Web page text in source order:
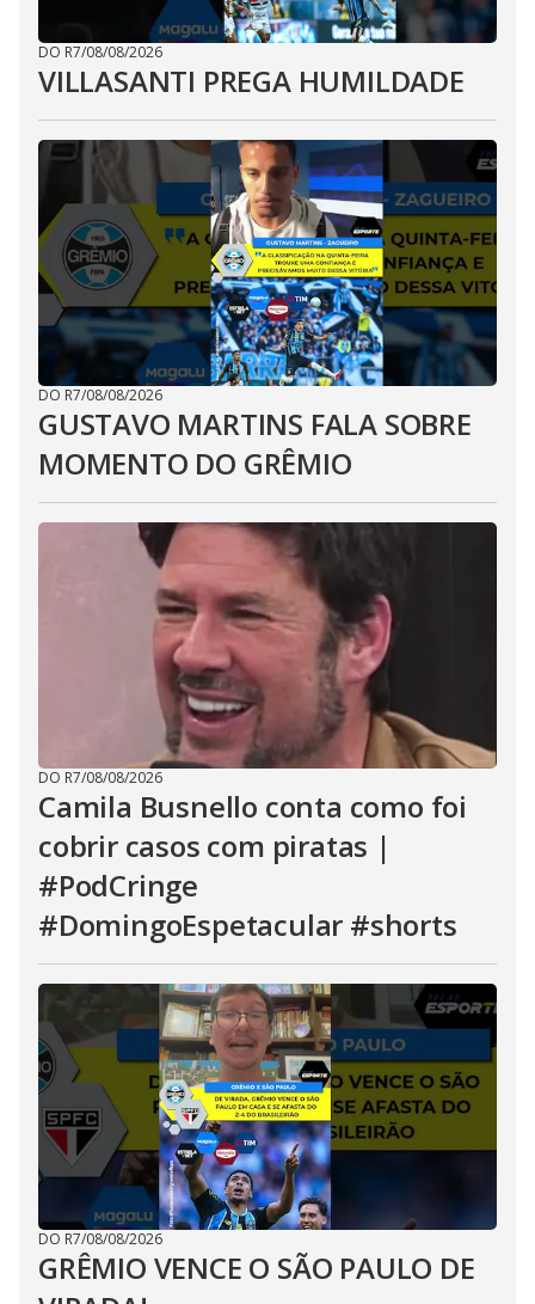
DO R7/08/08/2026
VILLASANTI PREGA HUMILDADE
DO R7/08/08/2026
GUSTAVO MARTINS FALA SOBRE
MOMENTO DO GRÊMIO
DO R7/08/08/2026
Camila Busnello conta como foi
cobrir casos com piratas |
#PodCringe
#DomingoEspetacular #shorts
DO R7/08/08/2026
GRÊMIO VENCE O SÃO PAULO DE